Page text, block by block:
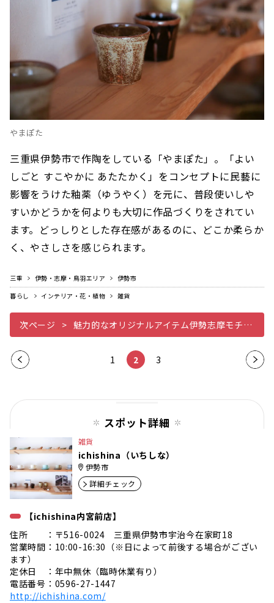
やまぽた
三重県伊勢市で作陶をしている「やまぽた」。「よい
しごと すこやかに あたたかく」をコンセプトに民藝に
影響をうけた釉薬（ゆうやく）を元に、普段使いしや
すいかどうかを何よりも大切に作品づくりをされてい
ます。どっしりとした存在感があるのに、どこか柔らか
く、やさしさを感じられます。
三重 伊勢・志摩・鳥羽エリア
伊勢市
暮らし
インテリア・花・植物 雑貨
次ページ 魅力的なオリジナルアイテム伊勢志摩モチーフのマスキングテープ
前の
1 2 3
次の
スポット詳細
雑貨
ichishina（いちしな）
伊勢市
詳細チェック
【ichishina内宮前店】
住所 ：〒516-0024 三重県伊勢市宇治今在家町18
営業時間：10:00-16:30（※日によって前後する場合がござい
ます）
定休日 ：年中無休（臨時休業有り）
電話番号：0596-27-1447
http://ichishina.com/